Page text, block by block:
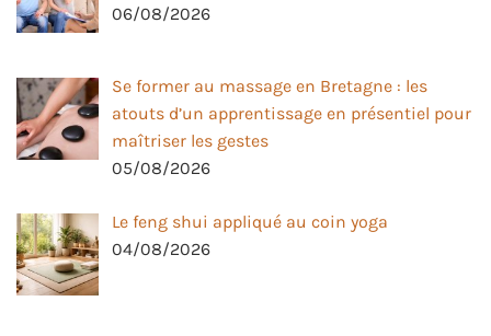
06/08/2026
Se former au massage en Bretagne : les
atouts d’un apprentissage en présentiel pour
maîtriser les gestes
05/08/2026
Le feng shui appliqué au coin yoga
04/08/2026